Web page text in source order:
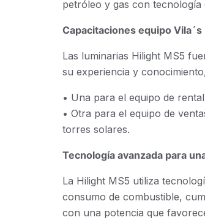
petróleo y gas con tecnología
Capacitaciones equipo
Las luminarias Hilight MS5
su experiencia y
• Una para el equipo de
• Otra para el equipo de
torres solares.
Tecnología avanzada para
La Hilight MS5 utiliza
consumo de combustible,
con una potencia que